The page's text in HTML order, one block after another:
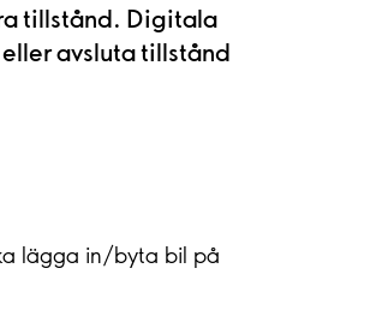
tillstånd. Digitala
avsluta tillstånd
lägga in/byta bil på